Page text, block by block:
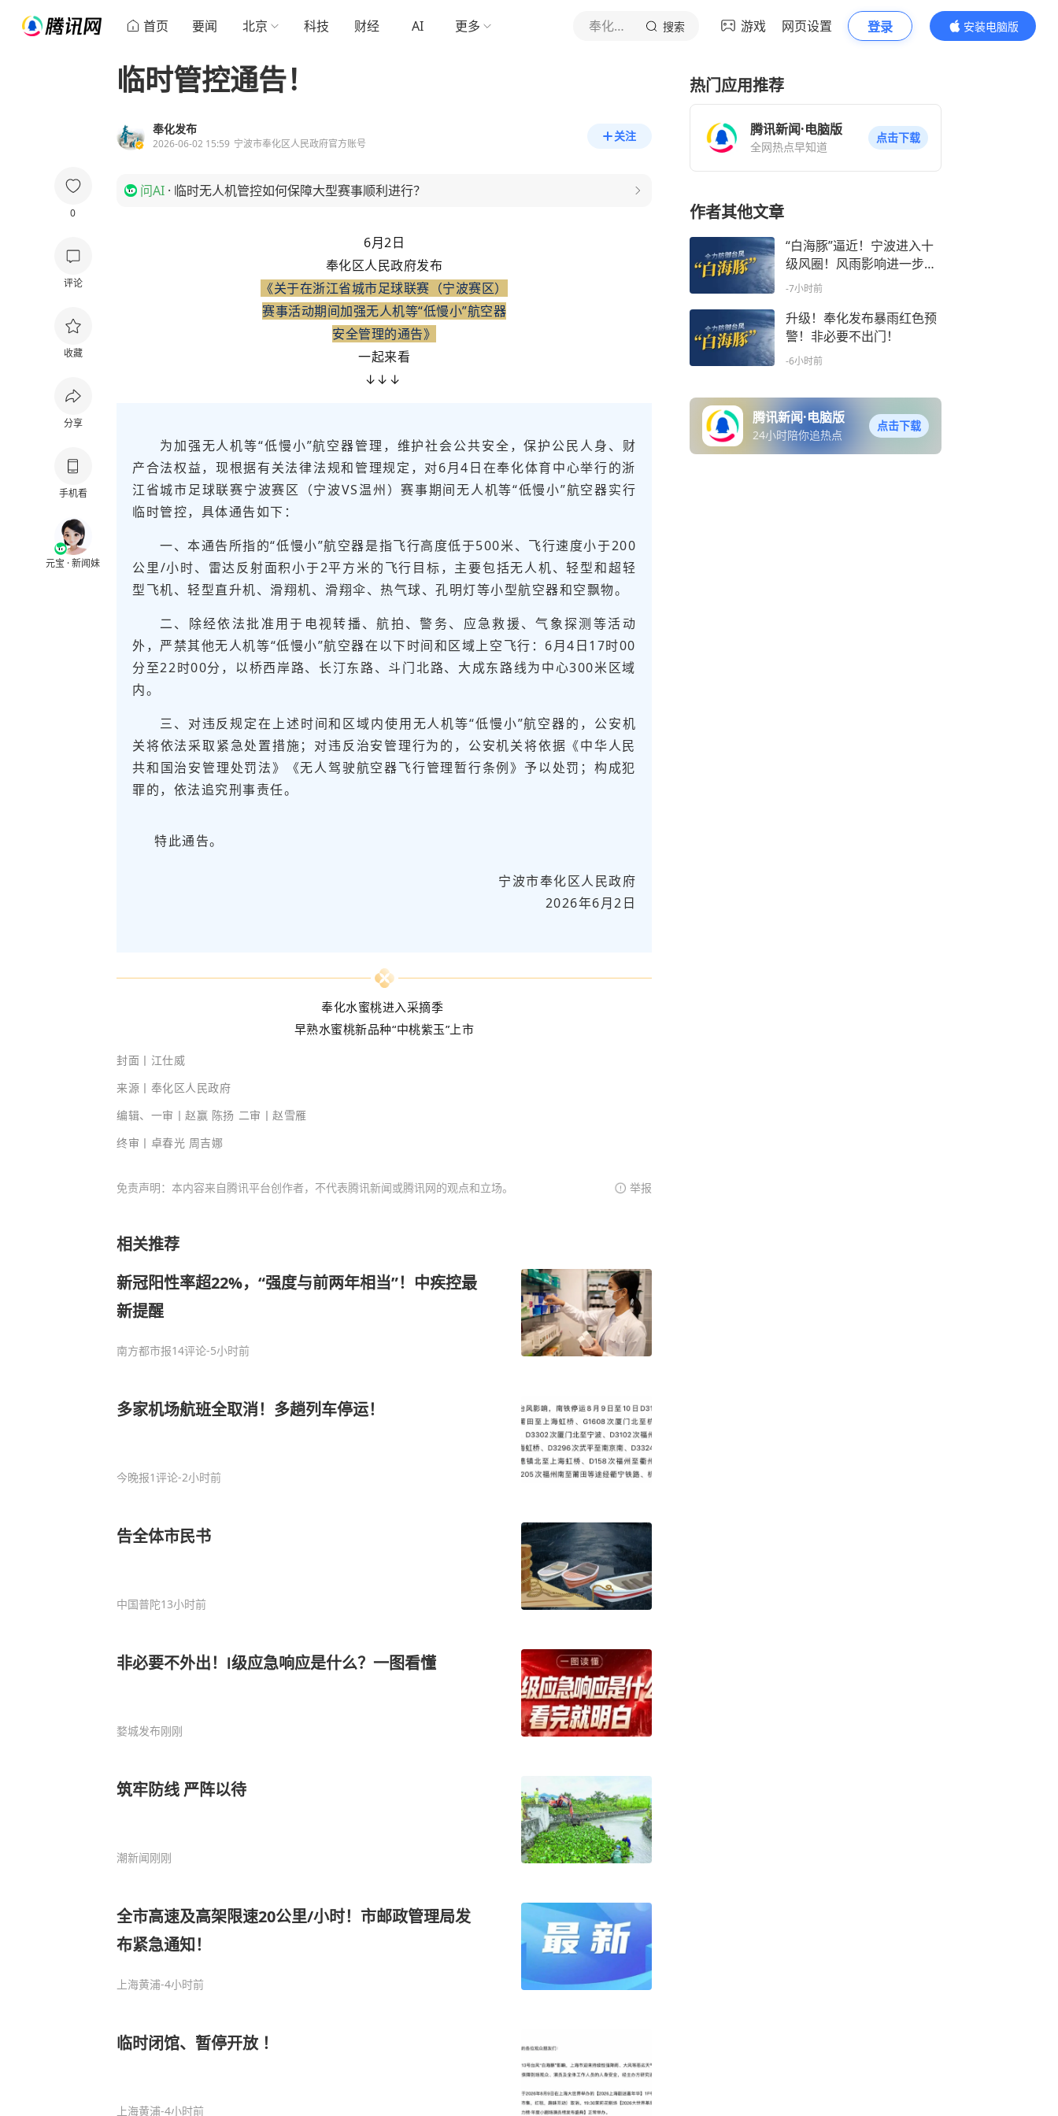
首页 要闻 北京 科技 财经 AI 更多 奉化发布 搜索 游戏 网页设置 登录
安装电脑版
内容更精彩
0
评论
收藏
分享
手机看
元宝 · 新闻妹
临时管控通告！
奉化发布
2026-06-02 15:59 宁波市奉化区人民政府官方账号
关注
问AI · 临时无人机管控如何保障大型赛事顺利进行？
6月2日
奉化区人民政府发布
《关于在浙江省城市足球联赛（宁波赛区）
赛事活动期间加强无人机等“低慢小”航空器
安全管理的通告》
一起来看
↓↓↓
为加强无人机等“低慢小”航空器管理，维护社会公共安全，保护公民人身、财
产合法权益，现根据有关法律法规和管理规定，对6月4日在奉化体育中心举行的浙
江省城市足球联赛宁波赛区（宁波VS温州）赛事期间无人机等“低慢小”航空器实行
临时管控，具体通告如下：
一、本通告所指的“低慢小”航空器是指飞行高度低于500米、飞行速度小于200
公里/小时、雷达反射面积小于2平方米的飞行目标，主要包括无人机、轻型和超轻
型飞机、轻型直升机、 滑翔机、滑翔伞、热气球、孔明灯等小型航空器和空飘物。
二、除经依法批准用于电视转播、航拍、警务、应急救援、气象探测等活动
外，严禁其他无人机等“低慢小”航空器在以下时间和区域上空飞行：6月4日17时00
分至22时00分，以桥西岸路、长汀东路、斗门北路、大成东路线为中心300米区域
内。
三、对违反规定在上述时间和区域内使用无人机等“低慢小”航空器的，公安机
关将依法采取紧急处置措施；对违反治安管理行为的，公安机关将依据《中华人民
共和国治安管理处罚法》《无人驾驶航空器飞行管理暂行条例》予以处罚；构成犯
罪的，依法追究刑事责任。
特此通告。
宁波市奉化区人民政府
2026年6月2日
奉化水蜜桃进入采摘季
早熟水蜜桃新品种“中桃紫玉”上市
封面 丨江仕威
来源 丨 奉化区人民政府
编辑、一审丨赵赢 陈扬 二审 丨赵雪雁
终审丨卓春光 周吉娜
免责声明：本内容来自腾讯平台创作者，不代表腾讯新闻或腾讯网的观点和立场。 举报
相关推荐
新冠阳性率超22%，“强度与前两年相当”！中疾控最
新提醒
南方都市报14评论-5小时前
多家机场航班全取消！多趟列车停运！
今晚报1评论-2小时前
告全体市民书
中国普陀13小时前
非必要不外出！Ⅰ级应急响应是什么？一图看懂
婺城发布刚刚
筑牢防线 严阵以待
潮新闻刚刚
全市高速及高架限速20公里/小时！市邮政管理局发
布紧急通知！
上海黄浦-4小时前
临时闭馆、暂停开放 ！
上海黄浦-4小时前
热门应用推荐
腾讯新闻·电脑版
全网热点早知道
点击下载
作者其他文章
“白海豚”逼近！宁波进入十
级风圈！风雨影响进一步增
强
-7小时前
升级！奉化发布暴雨红色预
警！非必要不出门！
-6小时前
腾讯新闻·电脑版
24小时陪你追热点
点击下载